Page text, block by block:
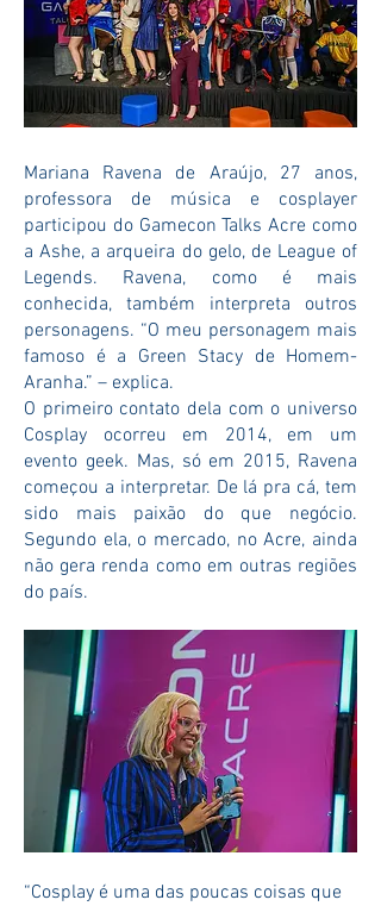
Mariana Ravena de Araújo, 27 anos,
professora de música e cosplayer
participou do Gamecon Talks Acre como
a Ashe, a arqueira do gelo, de League of
Legends. Ravena, como é mais
conhecida, também interpreta outros
personagens. “O meu personagem mais
famoso é a Green Stacy de Homem-
Aranha.” – explica.
O primeiro contato dela com o universo
Cosplay ocorreu em 2014, em um
evento geek. Mas, só em 2015, Ravena
começou a interpretar. De lá pra cá, tem
sido mais paixão do que negócio.
Segundo ela, o mercado, no Acre, ainda
não gera renda como em outras regiões
do país.
“Cosplay é uma das poucas coisas que